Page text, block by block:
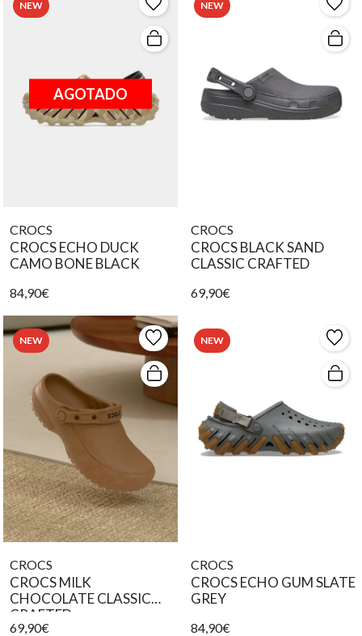
NEW
AGOTADO
CROCS
CROCS ECHO DUCK
CAMO BONE BLACK
84,90€
NEW
CROCS
CROCS BLACK SAND
CLASSIC CRAFTED
69,90€
NEW
CROCS
CROCS MILK
CHOCOLATE CLASSIC
CRAFTED
69,90€
NEW
CROCS
CROCS ECHO GUM SLATE
GREY
84,90€